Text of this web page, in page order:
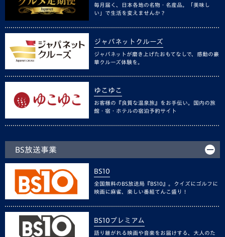
毎月届く、日本各地の名物・名産品。「美味し
い」で生活を変えませんか？
ジャパネットクルーズ
ジャパネットが磨き上げたおもてなしで、感動の豪
華クルーズ体験を。
ゆこゆこ
お客様の『良質な温泉旅』をお手伝い。国内の旅
館・宿・ホテルの宿泊予約サイト
BS放送事業
BS10
全国無料のBS放送局『BS10』。クイズにゴルフに
映画に麻雀、楽しい番組てんこ盛り！
BS10プレミアム
語り継がれる映画や音楽をお届けする、大人のた